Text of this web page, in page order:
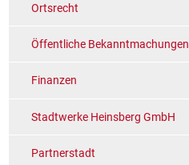
Ortsrecht
Öffentliche Bekanntmachungen
Finanzen
Stadtwerke Heinsberg GmbH
Partnerstadt